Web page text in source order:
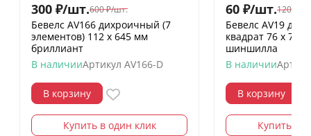
300 ₽/шт.600 ₽/шт.
Бевелс AV166 дихроичный (7
элементов) 112 х 645 мм
бриллиант
В наличииАртикул AV166-D
В корзину
Купить в один клик
60 ₽/шт.120
Бевелс AV19
квадрат 76 х 76
шиншилла
В наличии
В корзину
Купить в